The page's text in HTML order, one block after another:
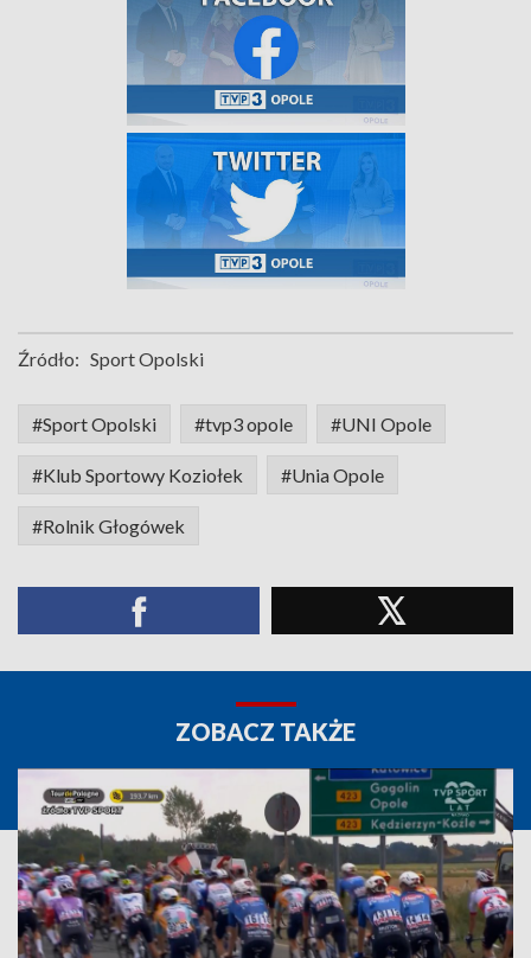
Źródło: Sport Opolski
#Sport Opolski #tvp3 opole #UNI Opole
#Klub Sportowy Koziołek #Unia Opole
#Rolnik Głogówek
ZOBACZ TAKŻE